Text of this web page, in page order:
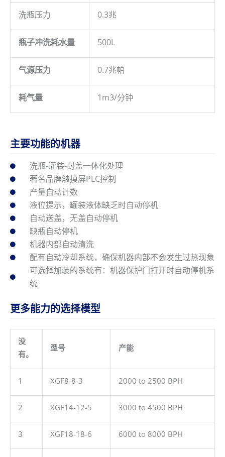
洗瓶压力 0.3兆
瓶子冲洗耗水量 500L
气源压力 0.7兆帕
耗气量 1m3/分钟
主要功能的机器
洗瓶-灌装-封盖一体化处理
著名品牌触摸屏PLC控制
产量自动计数
液位提示，罐装液体缺乏时自动停机
自动送盖，无盖自动停机
缺瓶自动停机
机器内部自动清洗
配有自动冷却系统，确保机器内部不会发生过热现象
可选择加装的系统有：机器保护门打开时自动停机系
统
更多能力的选择模型
没
有。
型号 产能
1 XGF8-8-3 2000 to 2500 BPH
2 XGF14-12-5 3000 to 4500 BPH
3 XGF18-18-6 6000 to 8000 BPH